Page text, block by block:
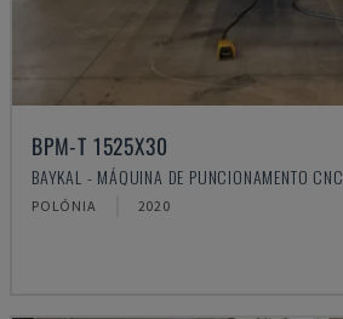
BPM-T 1525X30
BAYKAL - MÁQUINA DE PUNCIONAMENTO CNC
POLÓNIA 2020